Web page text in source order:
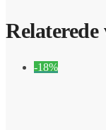
Relaterede
-18%